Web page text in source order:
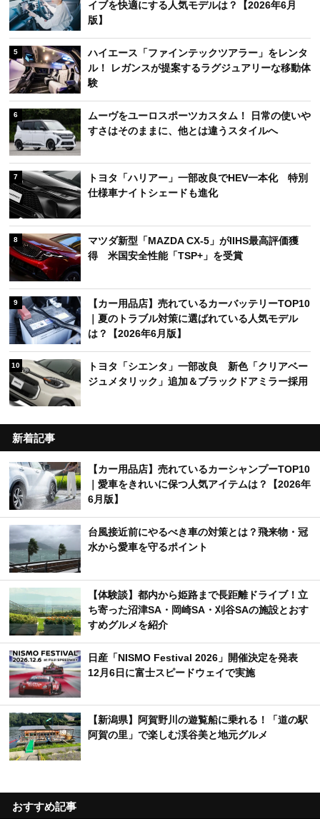
イブを快適にする人気モデルは？【2026年6月
版】
5
ハイエース「ファインテックツアラー」をレンタ
ル！ レガンスが提案するラグジュアリーな移動体
験
6
ムーヴをユーロスポーツカスタム！ 日常の使いや
すさはそのままに、他とは違うスタイルへ
7
トヨタ「ハリアー」一部改良でHEV一本化 特別
仕様車ナイトシェードも進化
8
マツダ新型「MAZDA CX-5」がIIHS最高評価獲
得 米国安全性能「TSP+」を受賞
9
【カー用品店】売れているカーバッテリーTOP10
｜夏のトラブル対策に選ばれている人気モデル
は？【2026年6月版】
10
トヨタ「シエンタ」一部改良 新色「クリアベー
ジュメタリック」追加＆ブラックドアミラー採用
新着記事
【カー用品店】売れているカーシャンプーTOP10
｜愛車をきれいに保つ人気アイテムは？【2026年
6月版】
台風接近前にやるべき車の対策とは？飛来物・冠
水から愛車を守るポイント
【体験談】都内から姫路まで長距離ドライブ！立
ち寄った沼津SA・岡崎SA・刈谷SAの施設とおす
すめグルメを紹介
日産「NISMO Festival 2026」開催決定を発表
12月6日に富士スピードウェイで実施
【新潟県】阿賀野川の遊覧船に乗れる！「道の駅
阿賀の里」で楽しむ渓谷美と地元グルメ
おすすめ記事